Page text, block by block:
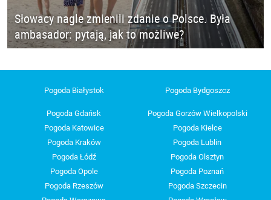
Słowacy nagle zmienili zdanie o Polsce. Była
ambasador: pytają, jak to możliwe?
Pogoda Białystok Pogoda Bydgoszcz
Pogoda Gdańsk
Pogoda Gorzów Wielkopolski
Pogoda Katowice
Pogoda Kielce
Pogoda Kraków
Pogoda Lublin
Pogoda Łódź
Pogoda Olsztyn
Pogoda Opole
Pogoda Poznań
Pogoda Rzeszów
Pogoda Szczecin